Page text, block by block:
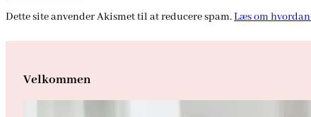
Dette site anvender Akismet til at reducere spam.Læs om
Velkommen